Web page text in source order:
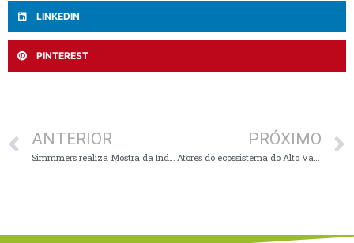
LINKEDIN
PINTEREST
ANTERIOR
Simmmers realiza Mostra da Indústria entre os dia 07 e 09 de novembro
PRÓXIMO
Atores do ecossistema do Alto Vale participaram da Expoinovação 2023